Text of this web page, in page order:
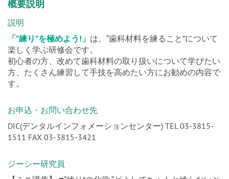
概要説明
説明
「“練り”を極めよう!」 は、“歯科材料を練ること”について
楽しく学ぶ研修会です。
初心者の方、改めて歯科材料の取り扱いについて学びたい
方、たくさん練習して手技を高めたい方にお勧めの内容で
す。
お申込・お問い合わせ先
DIC(デンタルインフォメーションセンター) TEL 03-3815-
1511 FAX 03-3815-3421
ジーシー研究員